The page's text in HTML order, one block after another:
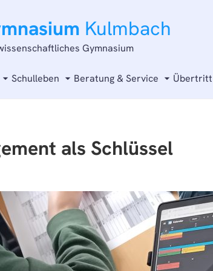
Kulmbach
Gymnasium
Schulleben Beratung & Service Übertritt
als Schlüssel